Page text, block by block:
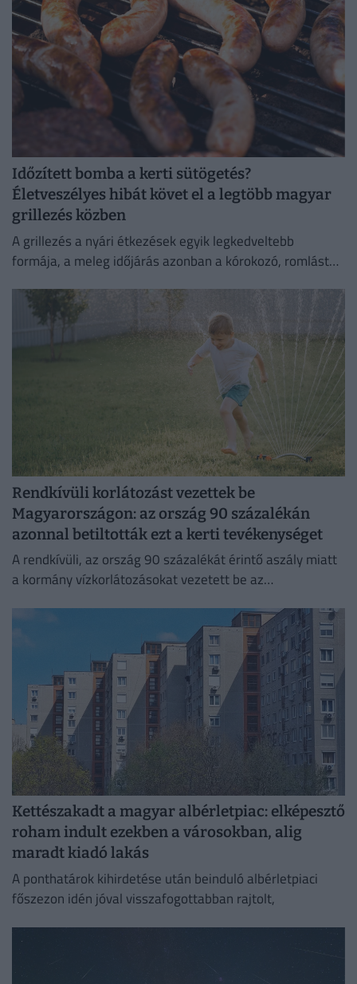
Időzített bomba a kerti sütögetés?
Életveszélyes hibát követ el a legtöbb magyar
grillezés közben
A grillezés a nyári étkezések egyik legkedveltebb
formája, a meleg időjárás azonban a kórokozó, romlást
Rendkívüli korlátozást vezettek be
Magyarországon: az ország 90 százalékán
azonnal betiltották ezt a kerti tevékenységet
A rendkívüli, az ország 90 százalékát érintő aszály miatt
a kormány vízkorlátozásokat vezetett be az
biztosítása érdekében.
Kettészakadt a magyar albérletpiac: elképesztő
roham indult ezekben a városokban, alig
maradt kiadó lakás
A ponthatárok kihirdetése után beinduló albérletpiaci
főszezon idén jóval visszafogottabban rajtolt,